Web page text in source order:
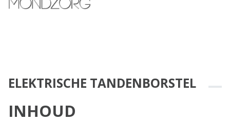
ELEKTRISCHE TANDENBORSTEL
INHOUD